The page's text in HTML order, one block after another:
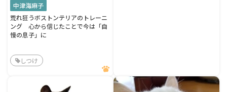
中津海麻子
荒れ狂うボストンテリアのトレーニ
ング 心から信じたことで今は「自
慢の息子」に
しつけ